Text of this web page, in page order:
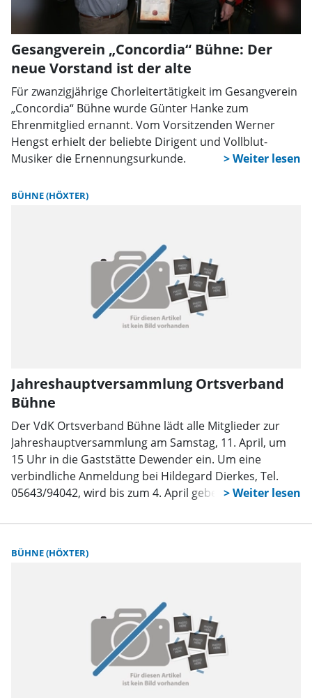
Gesangverein „Concordia“ Bühne: Der
neue Vorstand ist der alte
Für zwanzigjährige Chorleitertätigkeit im Gesangverein
„Concordia“ Bühne wurde Günter Hanke zum
Ehrenmitglied ernannt. Vom Vorsitzenden Werner
Hengst erhielt der beliebte Dirigent und Vollblut-
Musiker die Ernennungsurkunde.
BÜHNE (HÖXTER)
Jahreshauptversammlung Ortsverband
Bühne
Der VdK Ortsverband Bühne lädt alle Mitglieder zur
Jahreshauptversammlung am Samstag, 11. April, um
15 Uhr in die Gaststätte Dewender ein. Um eine
verbindliche Anmeldung bei Hildegard Dierkes, Tel.
05643/94042, wird bis zum 4. April gebeten.
BÜHNE (HÖXTER)